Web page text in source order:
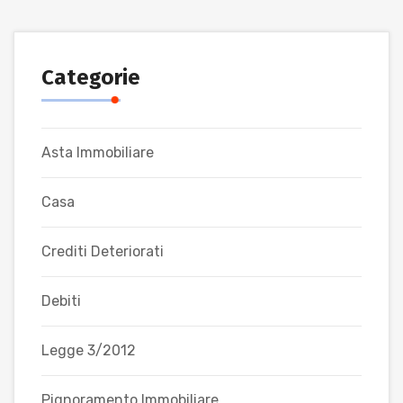
Categorie
Asta Immobiliare
Casa
Crediti Deteriorati
Debiti
Legge 3/2012